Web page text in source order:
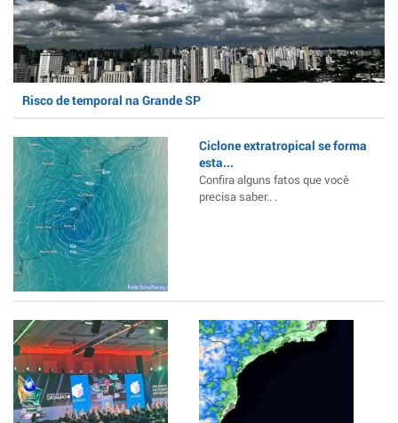
Risco de temporal na Grande SP
Ciclone extratropical se forma
esta...
Confira alguns fatos que você
precisa saber.. .